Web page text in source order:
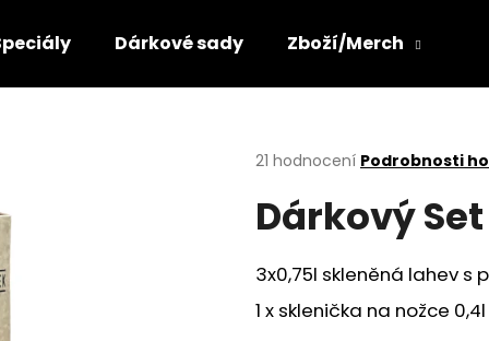
Dárkové sady Zboží/Merch
Průměrné
produktu
je
z
5
hvězdiček.
21 hodnocení Podrobnosti
Dárkový
3x0,75l skleněná lahev s
1 x sklenička na nožce
HLEDAT